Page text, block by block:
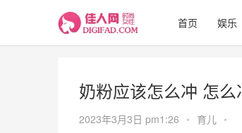
首页 娱乐
奶粉应该怎么冲 怎么
2023年3月3日 pm1:26 • 育儿 •